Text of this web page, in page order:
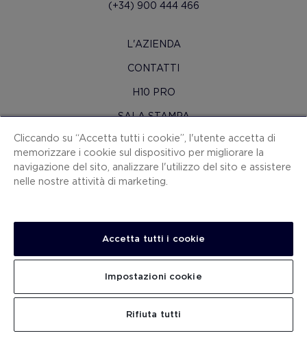
CERCA
(+34) 900 444 466
L'AZIENDA
CONTATTI
H10 PRO
SALA STAMPA
MAPPA SITO
CONDIZIONI CONTRATTO
COOKIES
NOTA LEGALE
CANALE PER LE SEGNALAZIONI
LAVORA CON NOI
. .
Cliccando su “Accetta tutti i cookie”, l'utente accetta di
memorizzare i cookie sul dispositivo per migliorare la
navigazione del sito, analizzare l'utilizzo del sito e assistere
nelle nostre attività di marketing.
Accetta tutti i cookie
Rifiuta tutti
Impostazioni cookie